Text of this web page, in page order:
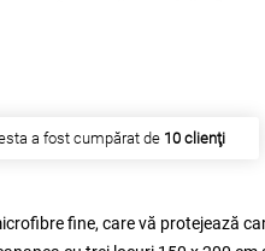
a fost cumpărat de 10 clienţi
fine, care vă protejează